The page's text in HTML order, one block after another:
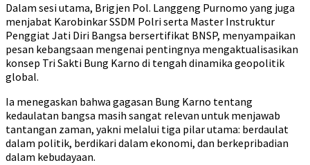
Dalam sesi utama, Brigjen Pol. Langgeng Purnomo yang juga
menjabat Karobinkar SSDM Polri serta Master Instruktur
Penggiat Jati Diri Bangsa bersertifikat BNSP, menyampaikan
pesan kebangsaan mengenai pentingnya mengaktualisasikan
konsep Tri Sakti Bung Karno di tengah dinamika geopolitik
global.
Ia menegaskan bahwa gagasan Bung Karno tentang
kedaulatan bangsa masih sangat relevan untuk menjawab
tantangan zaman, yakni melalui tiga pilar utama: berdaulat
dalam politik, berdikari dalam ekonomi, dan berkepribadian
dalam kebudayaan.